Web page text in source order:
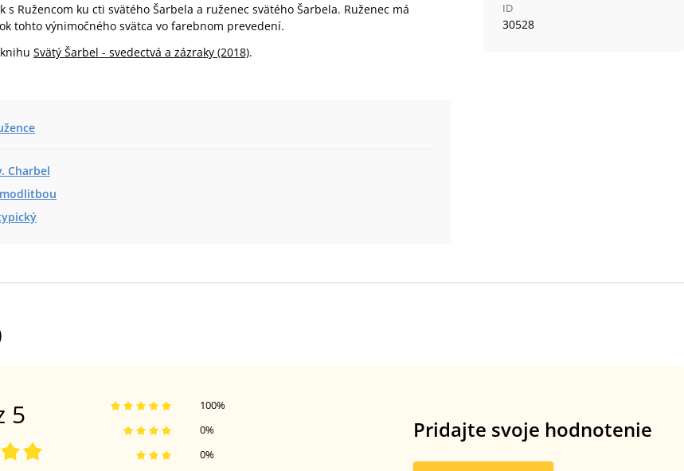
s Ružencom ku cti svätého Šarbela a ruženec svätého Šarbela. Ruženec má
tohto výnimočného svätca vo farebnom prevedení.
Svätý Šarbel - svedectvá a zázraky (2018).
Charbel
ID
30528
5
0%
0%
100%
Pridajte svoje hodnotenie